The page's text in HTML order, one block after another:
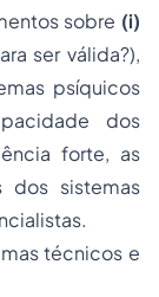
sobre (i)
ser válida?),
psíquicos
dos
forte, as
dos sistemas
técnicos e